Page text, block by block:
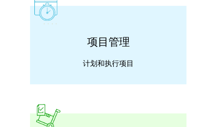
项目管理
计划和执行项目